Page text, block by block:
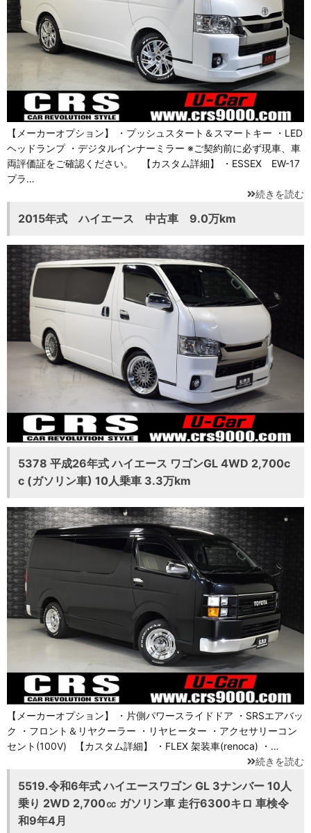
【メーカーオプション】 ・プッシュスタート＆スマートキー ・LED
ヘッドランプ ・デジタルインナーミラー ※ご契約前に必ず現車、車
両評価証をご確認ください。 【カスタム詳細】 ・ESSEX EW-17
プラ…
続きを読む
2015年式 ハイエース 中古車 9.0万km
5378 平成26年式 ハイエース ワゴンGL 4WD 2,700c
c (ガソリン車) 10人乗車 3.3万km
【メーカーオプション】 ・片側パワースライドドア ・SRSエアバッ
ク ・フロント＆リヤクーラー ・リヤヒーター ・アクセサリーコン
セント(100V) 【カスタム詳細】 ・FLEX 架装車(renoca) ・…
続きを読む
5519.令和6年式 ハイエースワゴン GL 3ナンバー 10人
乗り 2WD 2,700㏄ ガソリン車 走行6300キロ 車検令
和9年4月